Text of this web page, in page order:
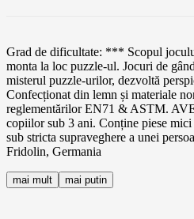
Grad de dificultate: *** Scopul
monta la loc puzzle-ul. Jocuri de
misterul puzzle-urilor, dezvoltă
Confecționat din lemn și materiale
reglementărilor EN71 & ASTM.
copiilor sub 3 ani. Conține piese
sub stricta supraveghere a unei
Fridolin, Germania
mai mult mai putin